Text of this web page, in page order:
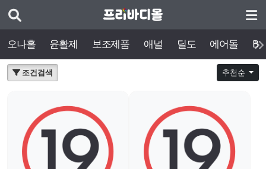
오나홀 윤활제 보조제품 애널 딜도 에어돌
조건검색 추천순